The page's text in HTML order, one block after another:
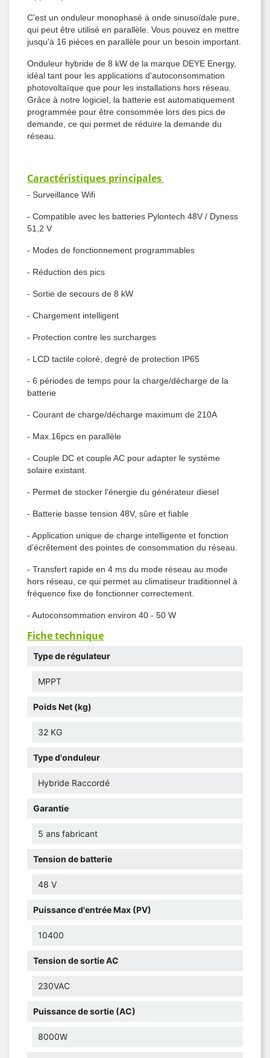
C'est un onduleur monophasé à onde sinusoïdale pure,
qui peut être utilisé en parallèle. Vous pouvez en mettre
jusqu'à 16 pièces en parallèle pour un besoin important.
Onduleur hybride de 8 kW de la marque DEYE Energy,
idéal tant pour les applications d'autoconsommation
photovoltaïque que pour les installations hors réseau.
Grâce à notre logiciel, la batterie est automatiquement
programmée pour être consommée lors des pics de
demande, ce qui permet de réduire la demande du
réseau.
Caractéristiques principales
- Surveillance Wifi
- Compatible avec les batteries Pylontech 48V / Dyness
51,2 V
- Modes de fonctionnement programmables
- Réduction des pics
- Sortie de secours de 8 kW
- Chargement intelligent
- Protection contre les surcharges
- LCD tactile coloré, degré de protection IP65
- 6 périodes de temps pour la charge/décharge de la
batterie
- Courant de charge/décharge maximum de 210A
- Max.16pcs en parallèle
- Couple DC et couple AC pour adapter le système
solaire existant.
- Permet de stocker l'énergie du générateur diesel
- Batterie basse tension 48V, sûre et fiable
- Application unique de charge intelligente et fonction
d'écrêtement des pointes de consommation du réseau.
- Transfert rapide en 4 ms du mode réseau au mode
hors réseau, ce qui permet au climatiseur traditionnel à
fréquence fixe de fonctionner correctement.
- Autoconsommation environ 40 - 50 W
Fiche technique
Type de régulateur
MPPT
Poids Net (kg)
32 KG
Type d'onduleur
Hybride Raccordé
Garantie
5 ans fabricant
Tension de batterie
48 V
Puissance d'entrée Max (PV)
10400
Tension de sortie AC
230VAC
Puissance de sortie (AC)
8000W